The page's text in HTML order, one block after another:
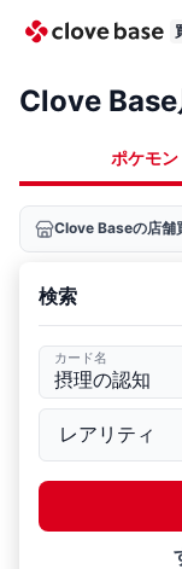
Clove Base
ポケモン
Clove Baseの店舗
検索
カード名